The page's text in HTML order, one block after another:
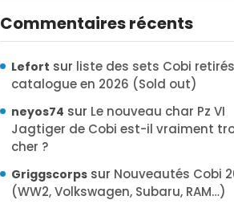
Commentaires récents
Lefort sur liste des sets Cobi
catalogue en 2026 (Sold out)
neyos74 sur Le nouveau char Pz VI
Jagtiger de Cobi est-il vraiment
cher ?
Griggscorps sur Nouveautés Cobi
(WW2, Volkswagen, Subaru, RAM…)